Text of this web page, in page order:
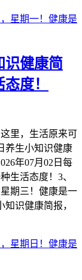
识健康简
度！
里，生活原来可
养生小知识健康
年07月02日每
生活态度！3、
期三！健康是一
识健康简报，